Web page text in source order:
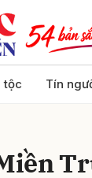
tộc Tín